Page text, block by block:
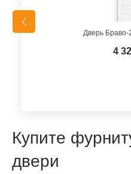
Дверь Браво-
4
Купите
двери